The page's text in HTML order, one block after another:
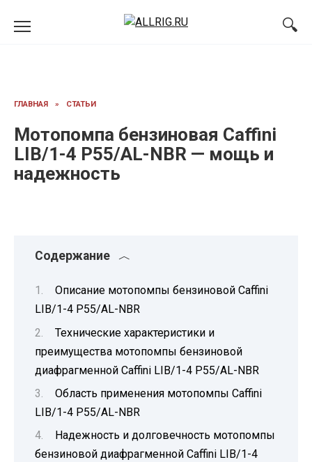
ГЛАВНАЯ » СТАТЬИ
Мотопомпа бензиновая Caffini
LIB/1-4 P55/AL-NBR — мощь и
надежность
Содержание
Описание мотопомпы бензиновой Caffini
LIB/1-4 P55/AL-NBR
Технические характеристики и
преимущества мотопомпы бензиновой
диафрагменной Caffini LIB/1-4 P55/AL-NBR
Область применения мотопомпы Caffini
LIB/1-4 P55/AL-NBR
Надежность и долговечность мотопомпы
бензиновой диафрагменной Caffini LIB/1-4